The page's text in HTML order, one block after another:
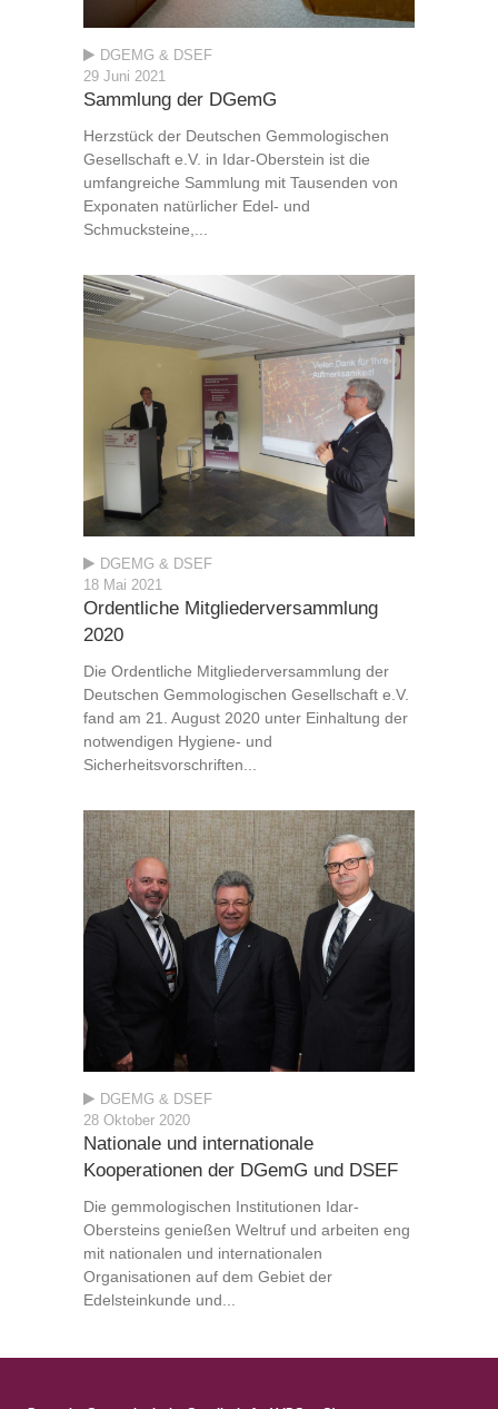
DGEMG & DSEF
29 Juni 2021
Sammlung der DGemG
Herzstück der Deutschen Gemmologischen
Gesellschaft e.V. in Idar-Oberstein ist die
umfangreiche Sammlung mit Tausenden von
Exponaten natürlicher Edel- und
Schmucksteine,...
DGEMG & DSEF
18 Mai 2021
Ordentliche Mitgliederversammlung
2020
Die Ordentliche Mitgliederversammlung der
Deutschen Gemmologischen Gesellschaft e.V.
fand am 21. August 2020 unter Einhaltung der
notwendigen Hygiene- und
Sicherheitsvorschriften...
DGEMG & DSEF
28 Oktober 2020
Nationale und internationale
Kooperationen der DGemG und DSEF
Die gemmologischen Institutionen Idar-
Obersteins genießen Weltruf und arbeiten eng
mit nationalen und internationalen
Organisationen auf dem Gebiet der
Edelsteinkunde und...